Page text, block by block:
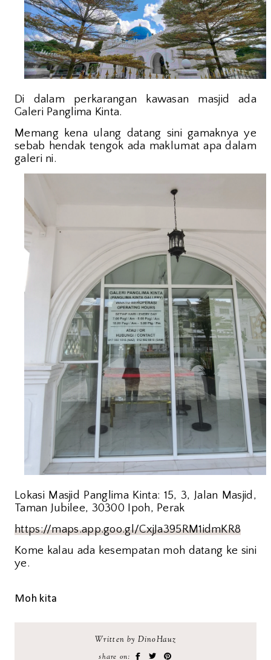
Di dalam perkarangan kawasan masjid ada
Galeri Panglima Kinta.
Memang kena ulang datang sini gamaknya ye
sebab hendak tengok ada maklumat apa dalam
galeri ni.
Lokasi Masjid Panglima Kinta: 15, 3, Jalan Masjid,
Taman Jubilee, 30300 Ipoh, Perak
https://maps.app.goo.gl/CxjJa395RM1idmKR8
Kome kalau ada kesempatan moh datang ke sini
ye.
Moh kita
Written by DinoHauz
share on: